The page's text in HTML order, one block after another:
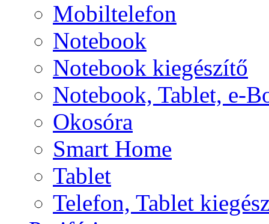
Mobiltelefon
Notebook
Notebook kiegészítő
Notebook, Tablet, e-
Okosóra
Smart Home
Tablet
Telefon, Tablet